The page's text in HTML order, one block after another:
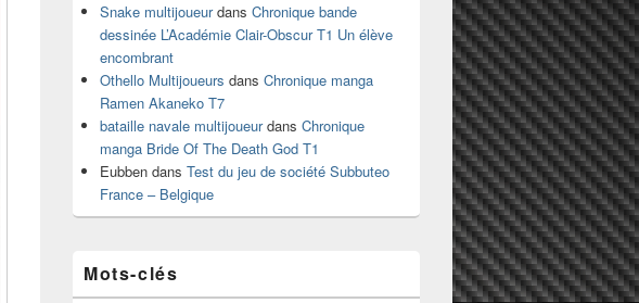
Snake multijoueurdans Chronique bande
dessinée L’Académie Clair-Obscur T1 Un élève
encombrant
Othello Multijoueurs dans Chronique manga
Ramen Akaneko T7
bataille navale multijoueurdans Chronique
manga Bride Of The Death God T1
Eubben dans Test du jeu de société Subbuteo
France – Belgique
Mots-clés